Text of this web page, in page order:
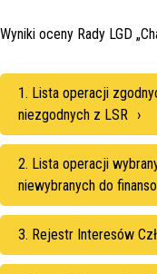
Wyniki oceny Rady LGD
1. Lista operacji
niezgodnych z LSR
2. Lista operacji
niewybranych do
3. Rejestr Interesów